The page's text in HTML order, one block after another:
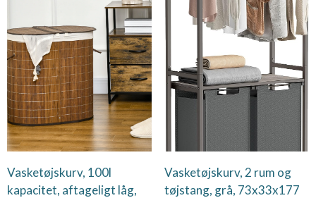
Vasketøjskurv, 100l
kapacitet, aftageligt låg,
Vasketøjskurv, 2 rum og
tøjstang, grå, 73x33x177